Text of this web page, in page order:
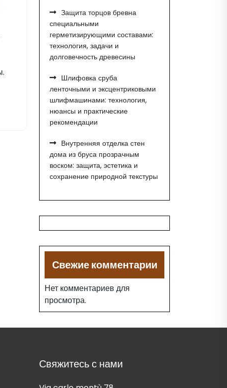
Защита торцов бревна
специальными
герметизирующими составами:
технология, задачи и
долговечность древесины
Шлифовка сруба
ленточными и эксцентриковыми
шлифмашинами: технология,
нюансы и практические
рекомендации
Внутренняя отделка стен
дома из бруса прозрачным
воском: защита, эстетика и
сохранение природной текстуры
Свежие комментарии
Нет комментариев для
просмотра.
Свяжитесь с нами